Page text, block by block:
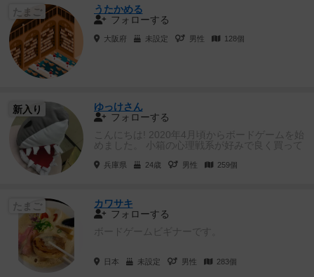
たまご
うたかめる
フォローする
大阪府 未設定 男性 128個
新入り
ゆっけさん
フォローする
こんにちは! 2020年4月頃からボードゲームを始
めました。 小箱の心理戦系が好みで良く買って
兵庫県 24歳 男性 259個
たまご
カワサキ
フォローする
ボードゲームビギナーです。
日本 未設定 男性 283個